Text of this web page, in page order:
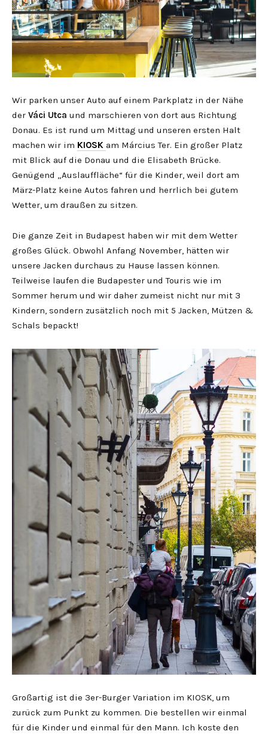
Wir parken unser Auto auf einem Parkplatz in der Nähe
der Váci Utca und marschieren von dort aus Richtung
Donau. Es ist rund um Mittag und unseren ersten Halt
machen wir im KIOSK am Március Ter. Ein großer Platz
mit Blick auf die Donau und die Elisabeth Brücke.
Genügend „Auslauffläche“ für die Kinder, weil dort am
März-Platz keine Autos fahren und herrlich bei gutem
Wetter, um draußen zu sitzen.
Die ganze Zeit in Budapest haben wir mit dem Wetter
großes Glück. Obwohl Anfang November, hätten wir
unsere Jacken durchaus zu Hause lassen können.
Teilweise laufen die Budapester und Touris wie im
Sommer herum und wir daher zumeist nicht nur mit 3
Kindern, sondern zusätzlich noch mit 5 Jacken, Mützen &
Schals bepackt!
Großartig ist die 3er-Burger Variation im KIOSK, um
zurück zum Punkt zu kommen. Die bestellen wir einmal
für die Kinder und einmal für den Mann. Ich koste den